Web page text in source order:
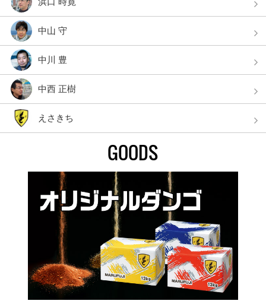
中山 守
中川 豊
中西 正樹
えさきち
GOODS